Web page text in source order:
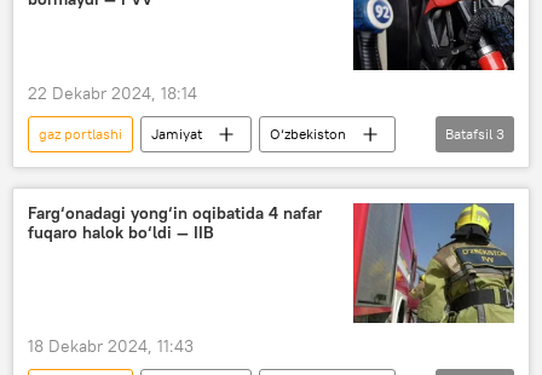
22 Dekabr 2024, 18:14
gaz portlashi Jamiyat
O‘zbekiston
Farg‘ona viloyati
gaz zapravka
Batafsil 3
Farg‘onadagi yong‘in oqibatida 4 nafar
fuqaro halok bo‘ldi — IIB
18 Dekabr 2024, 11:43